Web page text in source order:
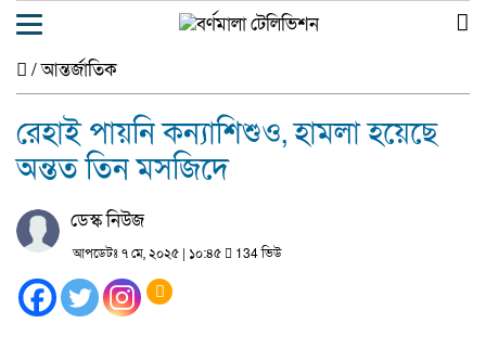
/আন্তর্জাতিক
রেহাই পায়নি কন্যাশিশুও, হামলা হয়েছে
অন্তত তিন মসজিদে
ডেস্ক নিউজ
আপডেটঃ ৭ মে, ২০২৫ | ১০:৪৫ 134 ভিউ